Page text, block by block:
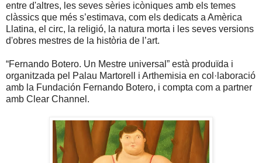
entre d'altres, les seves sèries icòniques amb els temes
clàssics que més s’estimava, com els dedicats a Amèrica
Llatina, el circ, la religió, la natura morta i les seves versions
d'obres mestres de la història de l’art.
“Fernando Botero. Un Mestre universal” està produïda i
organitzada pel Palau Martorell i Arthemisia en col·laboració
amb la Fundación Fernando Botero, i compta com a partner
amb Clear Channel.